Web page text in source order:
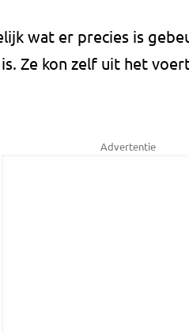
wat er precies is
Ze kon zelf uit het
Advertentie